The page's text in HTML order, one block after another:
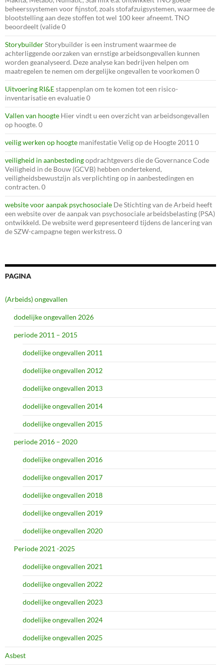
beheerssystemen voor fijnstof, zoals stofafzuigsystemen, waarmee de
blootstelling aan deze stoffen tot wel 100 keer afneemt. TNO
beoordeelt (valide 0
StorybuilderStorybuilder is een instrument waarmee de
achterliggende oorzaken van ernstige arbeidsongevallen kunnen
worden geanalyseerd. Deze analyse kan bedrijven helpen om
maatregelen te nemen om dergelijke ongevallen te voorkomen 0
Uitvoering RI&Estappenplan om te komen tot een risico-
inventarisatie en evaluatie 0
Vallen van hoogte Hier vindt u een overzicht van arbeidsongevallen
op hoogte. 0
veilig werken op hoogte manifestatie Velig op de Hoogte 2011 0
veiligheid in aanbestedingopdrachtgevers die de Governance Code
Veiligheid in de Bouw (GCVB) hebben ondertekend,
veiligheidsbewustzijn als verplichting op in aanbestedingen en
contracten. 0
website voor aanpak psychosociale De Stichting van de Arbeid heeft
een website over de aanpak van psychosociale arbeidsbelasting (PSA)
ontwikkeld. De website werd gepresenteerd tijdens de lancering van
de SZW-campagne tegen werkstress. 0
PAGINA
(Arbeids) ongevallen
dodelijke ongevallen 2026
periode 2011 – 2015
dodelijke ongevallen 2011
dodelijke ongevallen 2012
dodelijke ongevallen 2013
dodelijke ongevallen 2014
dodelijke ongevallen 2015
periode 2016 – 2020
dodelijke ongevallen 2016
dodelijke ongevallen 2017
dodelijke ongevallen 2018
dodelijke ongevallen 2019
dodelijke ongevallen 2020
Periode 2021 -2025
dodelijke ongevallen 2021
dodelijke ongevallen 2022
dodelijke ongevallen 2023
dodelijke ongevallen 2024
dodelijke ongevallen 2025
Asbest